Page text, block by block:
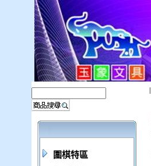
圍棋特區